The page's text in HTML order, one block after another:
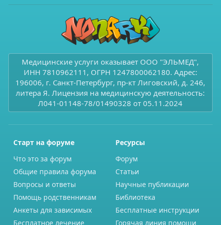
Медицинские услуги оказывает ООО "ЭЛЬМЕД",
ИНН 7810962111, ОГРН 1247800062180. Адрес:
196006, г. Санкт-Петербург, пр-кт Лиговский, д. 246,
литера Я. Лицензия на медицинскую деятельность:
Л041-01148-78/01490328 от 05.11.2024
Старт на форуме
Что это за форум
Общие правила форума
Вопросы и ответы
Помощь родственникам
Анкеты для зависимых
Бесплатное лечение
Ресурсы
Форум
Статьи
Научные публикации
Библиотека
Бесплатные инструкции
Горячая линия помощи